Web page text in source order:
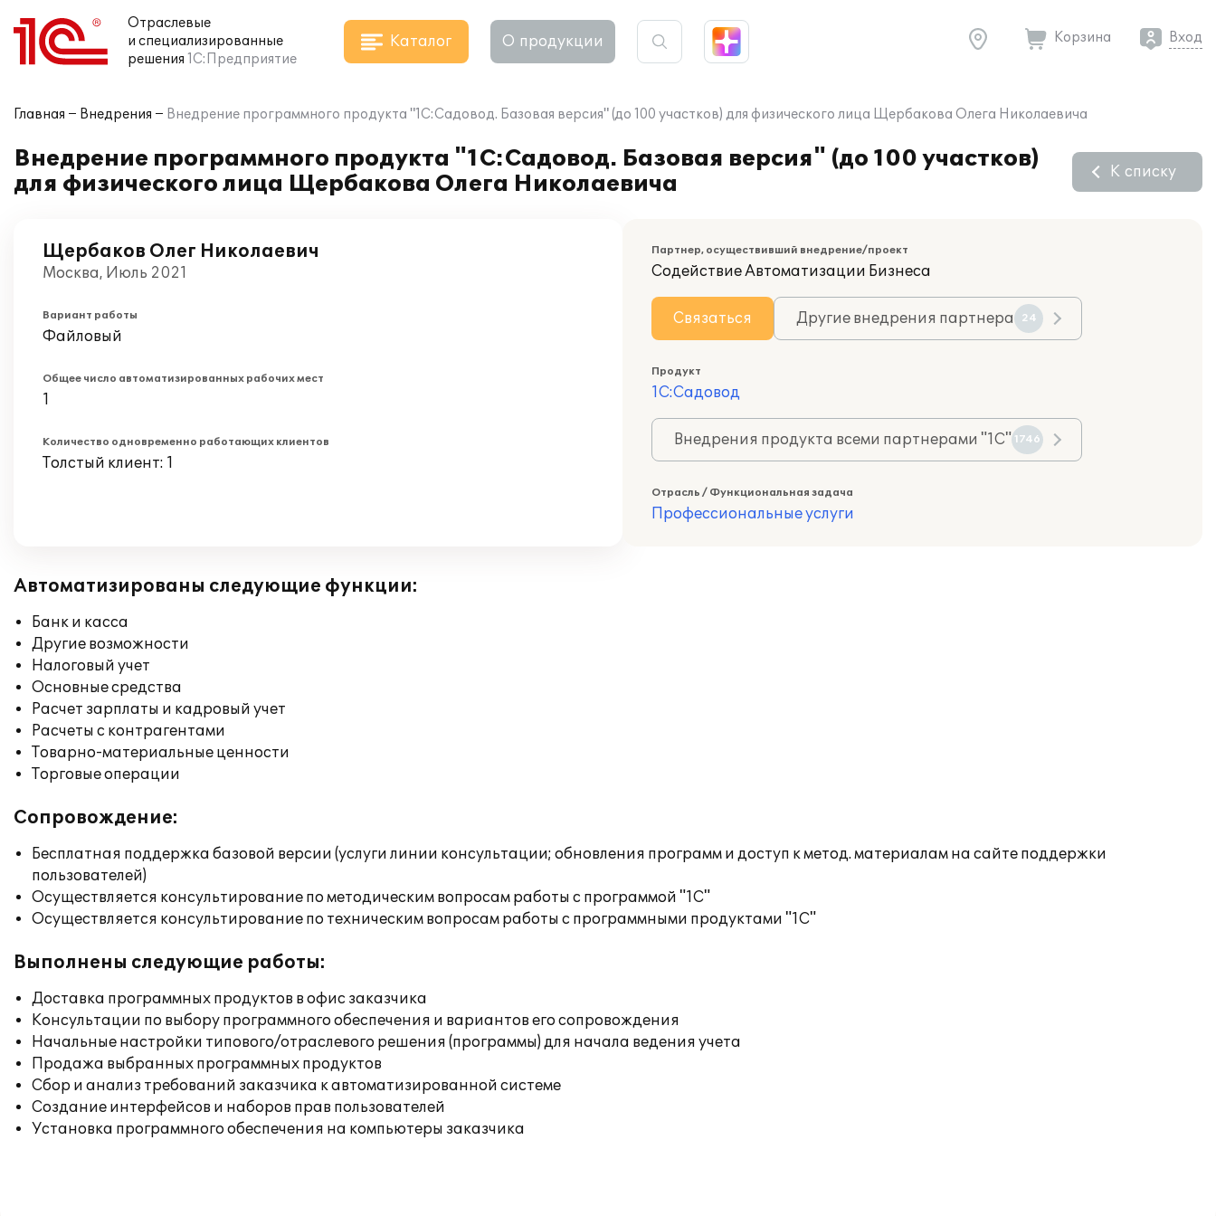
Отраслевые
и специализированные
решения 1С:Предприятие
Каталог О продукции Корзина Вход
Главная Внедрения Внедрение программного продукта "1С:Садовод. Базовая версия" (до 100 участков) для физического лица Щербакова Олега Николаевича
Внедрение программного продукта "1С:Садовод. Базовая версия" (до 100 участков)
для физического лица Щербакова Олега Николаевича
К списку
Щербаков Олег Николаевич
Москва, Июль 2021
Вариант работы
Файловый
Общее число автоматизированных рабочих мест
1
Количество одновременно работающих клиентов
Толстый клиент: 1
Партнер, осуществивший внедрение/проект
Содействие Автоматизации Бизнеса
Связаться Другие внедрения партнера 24
Продукт
1С:Садовод
Внедрения продукта всеми партнерами "1С" 1746
Отрасль / Функциональная задача
Профессиональные услуги
Автоматизированы следующие функции:
Банк и касса
Другие возможности
Налоговый учет
Основные средства
Расчет зарплаты и кадровый учет
Расчеты с контрагентами
Товарно-материальные ценности
Торговые операции
Сопровождение:
Бесплатная поддержка базовой версии (услуги линии консультации; обновления программ и доступ к метод. материалам на сайте поддержки
пользователей)
Осуществляется консультирование по методическим вопросам работы с программой "1С"
Осуществляется консультирование по техническим вопросам работы с программными продуктами "1С"
Выполнены следующие работы:
Доставка программных продуктов в офис заказчика
Консультации по выбору программного обеспечения и вариантов его сопровождения
Начальные настройки типового/отраслевого решения (программы) для начала ведения учета
Продажа выбранных программных продуктов
Сбор и анализ требований заказчика к автоматизированной системе
Создание интерфейсов и наборов прав пользователей
Установка программного обеспечения на компьютеры заказчика